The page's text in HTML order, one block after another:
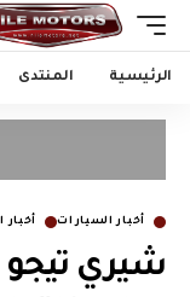
الرئيسية المنتدى
أخبار السيارات